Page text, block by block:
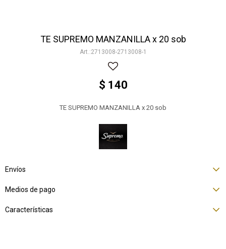
TE SUPREMO MANZANILLA x 20 sob
2713008-2713008-1
$ 140
TE SUPREMO MANZANILLA x 20 sob
Envíos
Medios de pago
Características